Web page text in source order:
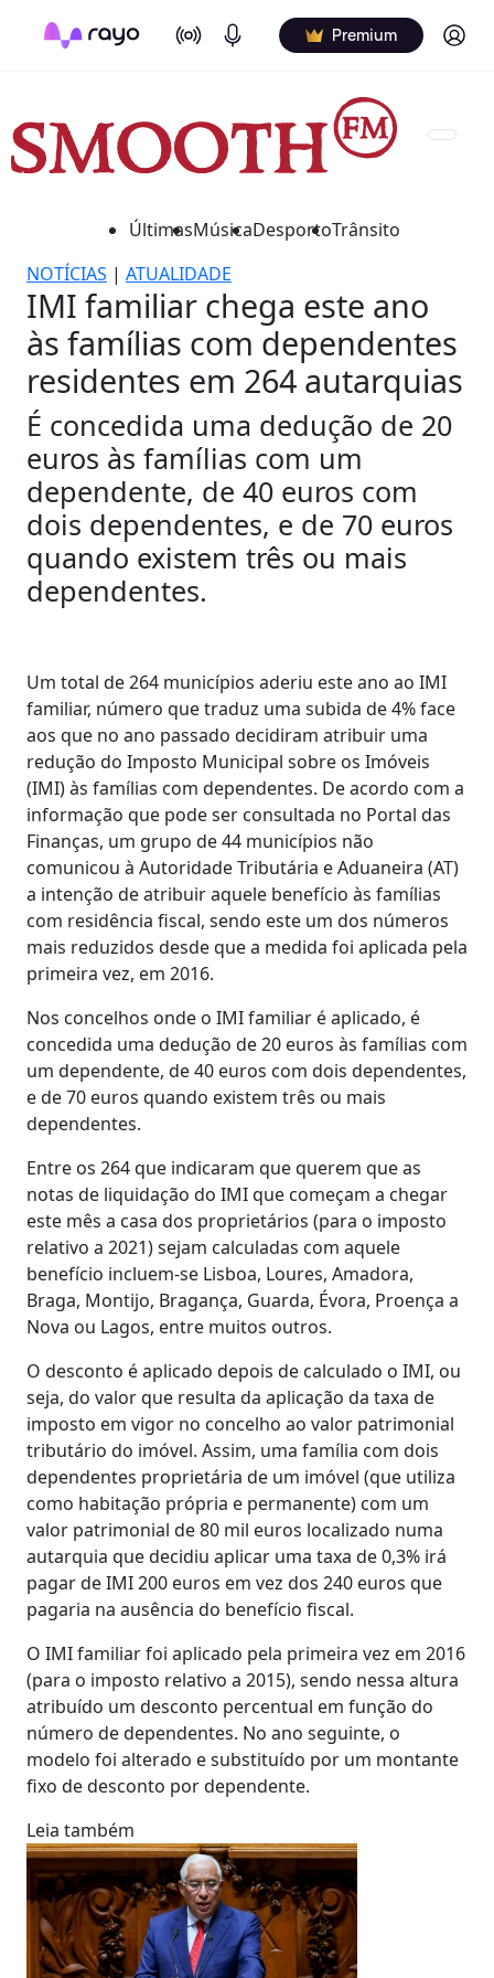
On Air Podcasts Premium Log in
ÚltimasMúsicaDesportoTrânsito
NOTÍCIAS | ATUALIDADE
IMI familiar chega este ano
às famílias com dependentes
residentes em 264 autarquias
É concedida uma dedução de 20
euros às famílias com um
dependente, de 40 euros com
dois dependentes, e de 70 euros
quando existem três ou mais
dependentes.
Um total de 264 municípios aderiu este ano ao IMI
familiar, número que traduz uma subida de 4% face
aos que no ano passado decidiram atribuir uma
redução do Imposto Municipal sobre os Imóveis
(IMI) às famílias com dependentes. De acordo com a
informação que pode ser consultada no Portal das
Finanças, um grupo de 44 municípios não
comunicou à Autoridade Tributária e Aduaneira (AT)
a intenção de atribuir aquele benefício às famílias
com residência fiscal, sendo este um dos números
mais reduzidos desde que a medida foi aplicada pela
primeira vez, em 2016.
Nos concelhos onde o IMI familiar é aplicado, é
concedida uma dedução de 20 euros às famílias com
um dependente, de 40 euros com dois dependentes,
e de 70 euros quando existem três ou mais
dependentes.
Entre os 264 que indicaram que querem que as
notas de liquidação do IMI que começam a chegar
este mês a casa dos proprietários (para o imposto
relativo a 2021) sejam calculadas com aquele
benefício incluem-se Lisboa, Loures, Amadora,
Braga, Montijo, Bragança, Guarda, Évora, Proença a
Nova ou Lagos, entre muitos outros.
O desconto é aplicado depois de calculado o IMI, ou
seja, do valor que resulta da aplicação da taxa de
imposto em vigor no concelho ao valor patrimonial
tributário do imóvel. Assim, uma família com dois
dependentes proprietária de um imóvel (que utiliza
como habitação própria e permanente) com um
valor patrimonial de 80 mil euros localizado numa
autarquia que decidiu aplicar uma taxa de 0,3% irá
pagar de IMI 200 euros em vez dos 240 euros que
pagaria na ausência do benefício fiscal.
O IMI familiar foi aplicado pela primeira vez em 2016
(para o imposto relativo a 2015), sendo nessa altura
atribuído um desconto percentual em função do
número de dependentes. No ano seguinte, o
modelo foi alterado e substituído por um montante
fixo de desconto por dependente.
Leia também